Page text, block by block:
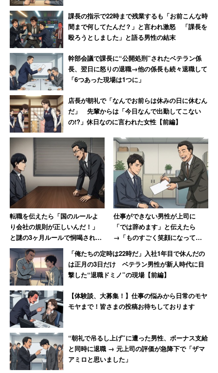
課長の指示で22時まで残業するも「お前こんな時
間まで何してたんだ？」と言われ激怒 「課長を
殴ろうとしました」と語る男性の結末
幹部会議で課長に“公開処刑”されたベテラン係
長、翌日に怒りの退職→他の係長も続々退職して
「6つあった現場は1つに」
店長が朝礼で「なんでお前らは休みの日に休むん
だ」 先輩からは「今日なんで出勤してこない
の!?」休日なのに言われた女性【前編】
転職を伝えたら「国のルールよ
り会社の規則が正しいんだ！」
と謎の3ヶ月ルールで恫喝された
男性→その後、会社は吸収合併
され消滅
仕事ができない男性が上司に
「では辞めます」と伝えたら
→「ものすごく笑顔になって、
その場で退職届を書かされまし
た」
「俺たちの定時は22時だ」入社1年目で休んだの
は正月の3日だけ ベテラン男性が新人時代に目
撃した“退職ドミノ”の現場【前編】
【体験談、大募集！】仕事の悩みから日常のモヤ
モヤまで！皆さまの投稿お待ちしております
“朝礼で吊るし上げ”に遭った男性、ボーナス支給
と同時に退職 → 元上司の評価が急降下で「ザマ
アミロと思いました」